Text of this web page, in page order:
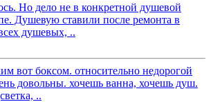
Но дело не в конкретной душевой
Душевую ставили после ремонта в
душевых, ..
вот боксом. относительно недорогой
довольны. хочешь ванна, хочешь душ.
..